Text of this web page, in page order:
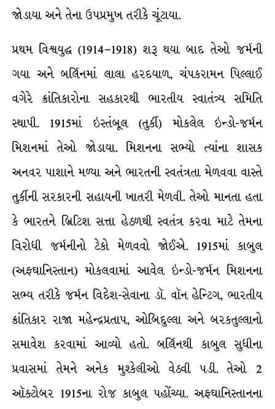
જોડાયા અને તેના ઉપપ્રમુખ તરીકે ચૂંટાયા.
પ્રથમ વિશ્વયુદ્ધ (1914–1918) શરૂ થયા બાદ તેઓ જર્મની
ગયા અને બર્લિનમાં લાલા હરદયાળ, ચંપકરામન પિલ્લાઈ
વગેરે ક્રાંતિકારોના સહકારથી ભારતીય સ્વાતંત્ર્ય સમિતિ
સ્થાપી. 1915માં ઇસ્તંબૂલ (તુર્કી) મોકલેલ ઇન્ડો-જર્મન
મિશનમાં તેઓ જોડાયા. મિશનના સભ્યો ત્યાંના શાસક
અનવર પાશાને મળ્યા અને ભારતની સ્વતંત્રતા મેળવવા વાસ્તે
તુર્કીની સરકારની સહાયની ખાતરી મેળવી. તેઓ માનતા હતા
કે ભારતને બ્રિટિશ સત્તા હેઠળથી સ્વતંત્ર કરવા માટે તેમના
વિરોધી જર્મનીનો ટેકો મેળવવો જોઈએ. 1915માં કાબુલ
(અફઘાનિસ્તાન) મોકલવામાં આવેલ ઇન્ડો-જર્મન મિશનના
સભ્ય તરીકે જર્મન વિદેશ-સેવાના ડૉ. વૉન હેન્ટિગ, ભારતીય
ક્રાંતિકાર રાજા મહેન્દ્રપ્રતાપ, ઓબિદુલ્લા અને બરકતુલ્લાનો
સમાવેશ કરવામાં આવ્યો હતો. બર્લિનથી કાબુલ સુધીના
પ્રવાસમાં તેમને અનેક મુશ્કેલીઓ વેઠવી પડી. તેઓ 2
ઑક્ટોબર 1915ના રોજ કાબુલ પહોંચ્યા. અફઘાનિસ્તાનના